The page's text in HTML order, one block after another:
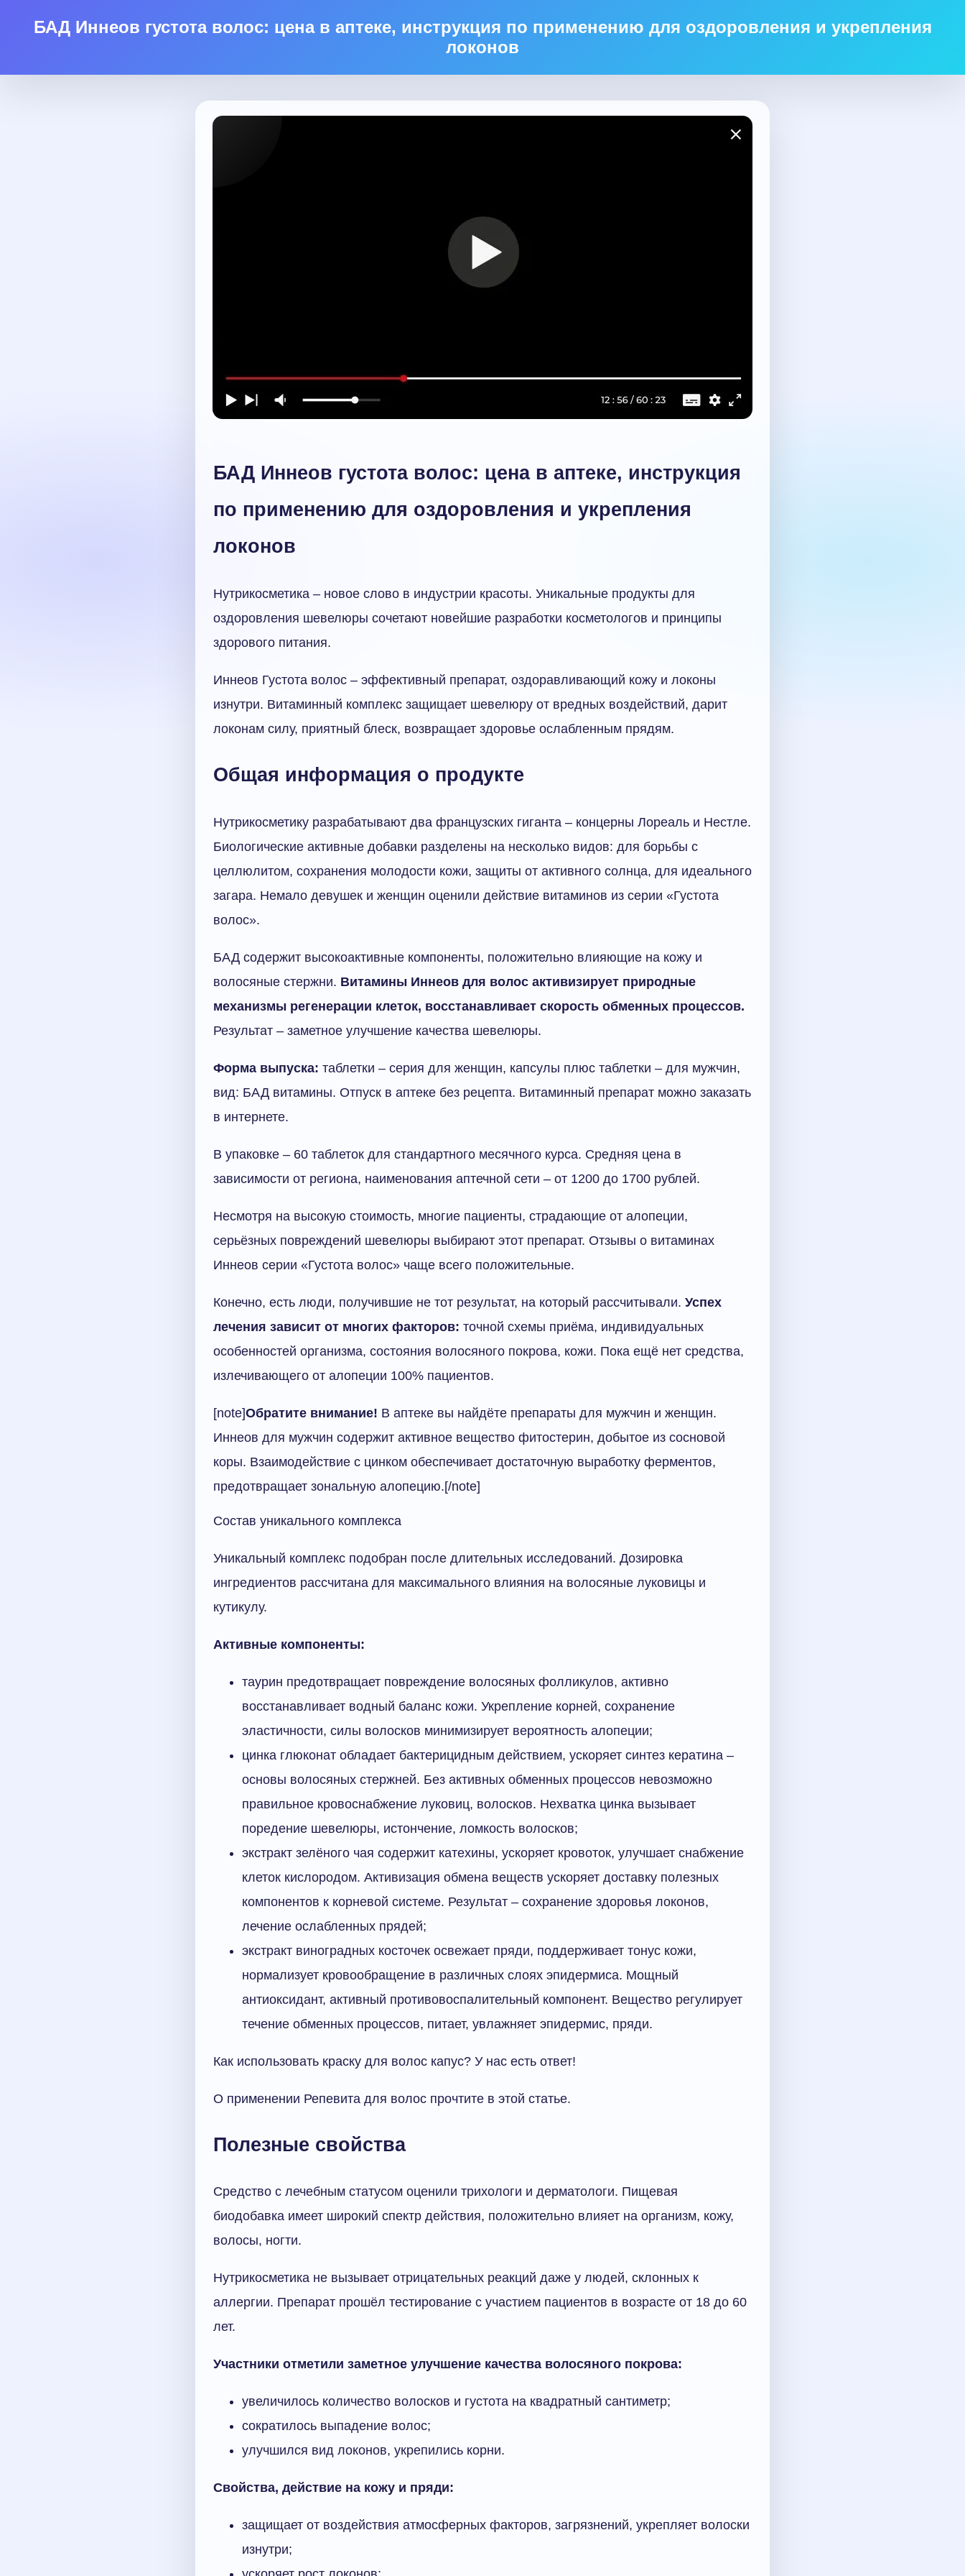
БАД Иннеов густота волос: цена в аптеке, инструкция по применению для оздоровления и укрепления
локонов
БАД Иннеов густота волос: цена в аптеке, инструкция
по применению для оздоровления и укрепления
локонов
Нутрикосметика – новое слово в индустрии красоты. Уникальные продукты для
оздоровления шевелюры сочетают новейшие разработки косметологов и принципы
здорового питания.
Иннеов Густота волос – эффективный препарат, оздоравливающий кожу и локоны
изнутри. Витаминный комплекс защищает шевелюру от вредных воздействий, дарит
локонам силу, приятный блеск, возвращает здоровье ослабленным прядям.
Общая информация о продукте
Нутрикосметику разрабатывают два французских гиганта – концерны Лореаль и Нестле.
Биологические активные добавки разделены на несколько видов: для борьбы с
целлюлитом, сохранения молодости кожи, защиты от активного солнца, для идеального
загара. Немало девушек и женщин оценили действие витаминов из серии «Густота
волос».
БАД содержит высокоактивные компоненты, положительно влияющие на кожу и
волосяные стержни. Витамины Иннеов для волос активизирует природные
механизмы регенерации клеток, восстанавливает скорость обменных процессов.
Результат – заметное улучшение качества шевелюры.
Форма выпуска: таблетки – серия для женщин, капсулы плюс таблетки – для мужчин,
вид: БАД витамины. Отпуск в аптеке без рецепта. Витаминный препарат можно заказать
в интернете.
В упаковке – 60 таблеток для стандартного месячного курса. Средняя цена в
зависимости от региона, наименования аптечной сети – от 1200 до 1700 рублей.
Несмотря на высокую стоимость, многие пациенты, страдающие от алопеции,
серьёзных повреждений шевелюры выбирают этот препарат. Отзывы о витаминах
Иннеов серии «Густота волос» чаще всего положительные.
Конечно, есть люди, получившие не тот результат, на который рассчитывали. Успех
лечения зависит от многих факторов: точной схемы приёма, индивидуальных
особенностей организма, состояния волосяного покрова, кожи. Пока ещё нет средства,
излечивающего от алопеции 100% пациентов.
[note]Обратите внимание! В аптеке вы найдёте препараты для мужчин и женщин.
Иннеов для мужчин содержит активное вещество фитостерин, добытое из сосновой
коры. Взаимодействие с цинком обеспечивает достаточную выработку ферментов,
предотвращает зональную алопецию.[/note]
Состав уникального комплекса
Уникальный комплекс подобран после длительных исследований. Дозировка
ингредиентов рассчитана для максимального влияния на волосяные луковицы и
кутикулу.
Активные компоненты:
таурин предотвращает повреждение волосяных фолликулов, активно
восстанавливает водный баланс кожи. Укрепление корней, сохранение
эластичности, силы волосков минимизирует вероятность алопеции;
цинка глюконат обладает бактерицидным действием, ускоряет синтез кератина –
основы волосяных стержней. Без активных обменных процессов невозможно
правильное кровоснабжение луковиц, волосков. Нехватка цинка вызывает
поредение шевелюры, истончение, ломкость волосков;
экстракт зелёного чая содержит катехины, ускоряет кровоток, улучшает снабжение
клеток кислородом. Активизация обмена веществ ускоряет доставку полезных
компонентов к корневой системе. Результат – сохранение здоровья локонов,
лечение ослабленных прядей;
экстракт виноградных косточек освежает пряди, поддерживает тонус кожи,
нормализует кровообращение в различных слоях эпидермиса. Мощный
антиоксидант, активный противовоспалительный компонент. Вещество регулирует
течение обменных процессов, питает, увлажняет эпидермис, пряди.
Как использовать краску для волос капус? У нас есть ответ!
О применении Репевита для волос прочтите в этой статье.
Полезные свойства
Средство с лечебным статусом оценили трихологи и дерматологи. Пищевая
биодобавка имеет широкий спектр действия, положительно влияет на организм, кожу,
волосы, ногти.
Нутрикосметика не вызывает отрицательных реакций даже у людей, склонных к
аллергии. Препарат прошёл тестирование с участием пациентов в возрасте от 18 до 60
лет.
Участники отметили заметное улучшение качества волосяного покрова:
увеличилось количество волосков и густота на квадратный сантиметр;
сократилось выпадение волос;
улучшился вид локонов, укрепились корни.
Свойства, действие на кожу и пряди:
защищает от воздействия атмосферных факторов, загрязнений, укрепляет волоски
изнутри;